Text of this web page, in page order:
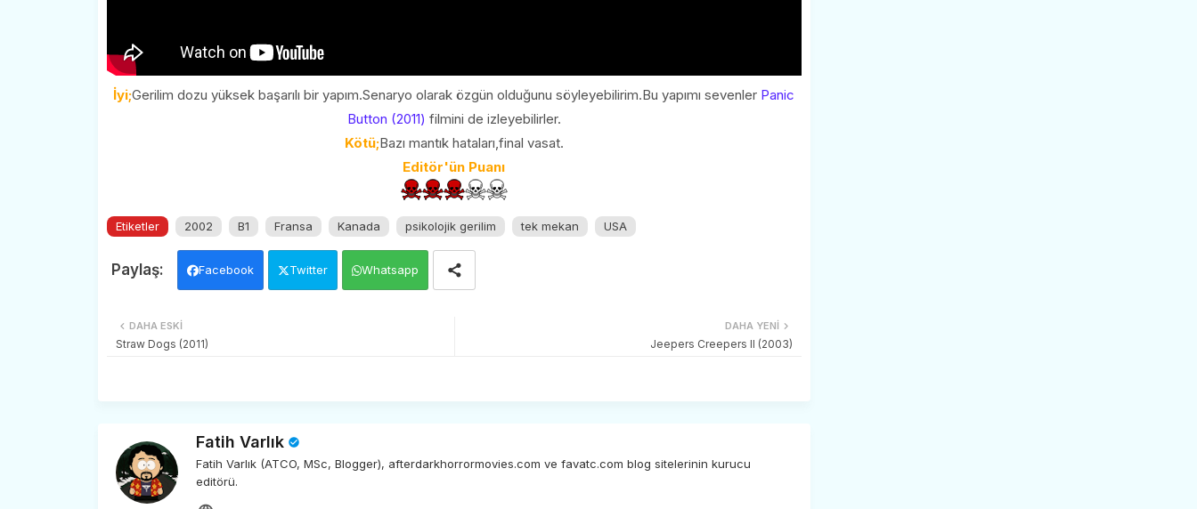
İyi;Gerilim dozu yüksek başarılı bir yapım.Senaryo olarak özgün olduğunu söyleyebilirim.Bu yapımı sevenler Panic
Button (2011) filmini de izleyebilirler.
Kötü;Bazı mantık hataları,final vasat.
Editör'ün Puanı
Etiketler 2002 B1 Fransa Kanada psikolojik gerilim tek mekan USA
Facebook Twitter Whatsapp
DAHA YENI
Jeepers Creepers II (2003)
DAHA ESKI
Straw Dogs (2011)
Fatih Varlık
Fatih Varlık (ATCO, MSc, Blogger), afterdarkhorrormovies.com ve favatc.com blog sitelerinin kurucu
editörü.